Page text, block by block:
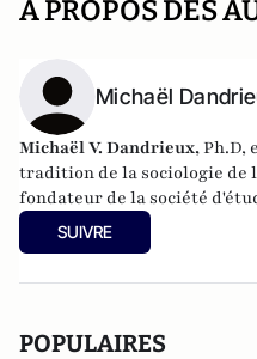
A PROPOS DES
Michaël
Michaël V. Dandrieux,Ph.D,
tradition de la sociologie de
fondateur de la société
développement des activités
sociétales. Il est directeur du
SUIVRE
POPULAIRES